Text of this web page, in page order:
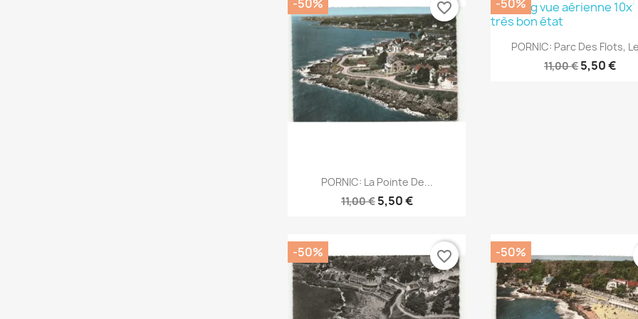
Aperçu rapide
PORNIC: La Pointe De...
11,00 € 5,50 €
-50% favorite_border
Aperçu rapide
PORNIC: Parc Des Flots,
11,00 € 5,50 €
-50%
-50% favorite_border -50%